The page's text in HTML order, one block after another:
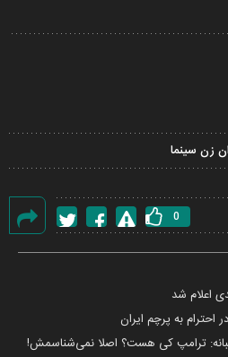
زن سینما
گزارش
0
اعلام شد
احترام به پرچم ایران
ترامپ کی هست؟ اصلا نمی‌شناسمش!